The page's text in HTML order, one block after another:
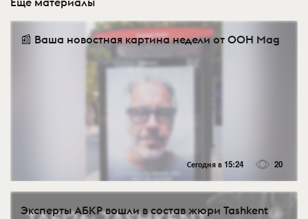
📰 Ваша новостная картина недели от OOH Mag
Сегодня в 15:24 20
Эксперты АБКР вошли в состав жюри Tashkent